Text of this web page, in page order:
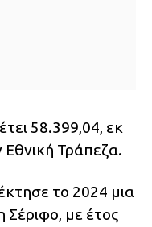
58.399,04, εκ
Τράπεζα.
το 2024 μια
Σέριφο, με έτος